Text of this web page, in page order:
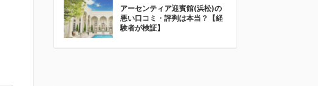
アーセンティア迎賓館(浜松)の
悪い口コミ・評判は本当？【経
験者が検証】